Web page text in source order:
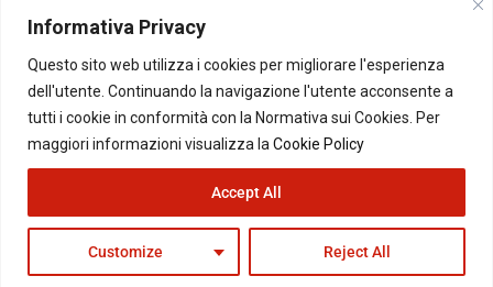
Informativa Privacy
Questo sito web utilizza i cookies per migliorare l'esperienza
dell'utente. Continuando la navigazione l'utente acconsente a
tutti i cookie in conformità con la Normativa sui Cookies. Per
maggiori informazioni visualizza la Cookie Policy
Customize Reject All
Accept All
PUBBLICITA'
Per la tua pubblicità su questo Blog:
pubblicita@beppegrillo.it
© Copyright 2026 - Il Blog di Beppe Grillo. All Rights Reserved - Powered by
happygrafic.com